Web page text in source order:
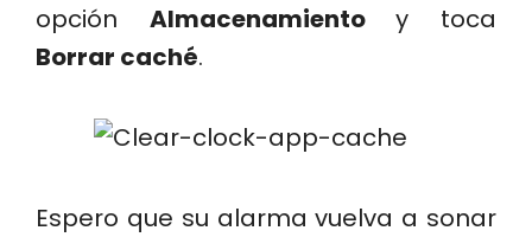
opción Almacenamientoy toca
Borrar caché.
Espero que su alarma vuelva a sonar